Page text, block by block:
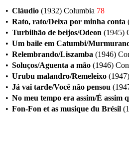
• Cláudio (1932) Columbia 78
• Rato, rato/Deixa por minha conta
• Turbilhão de beijos/Odeon (1945)
• Um baile em Catumbi/
• Relembrando/Liszamba (1946)
• Soluços/Aguenta a mão (1946)
• Urubu malandro/Remeleixo
• Já vai tarde/Você não pensou
• No meu tempo era assim/É assim
• Fon-Fon et as musique du Brésil